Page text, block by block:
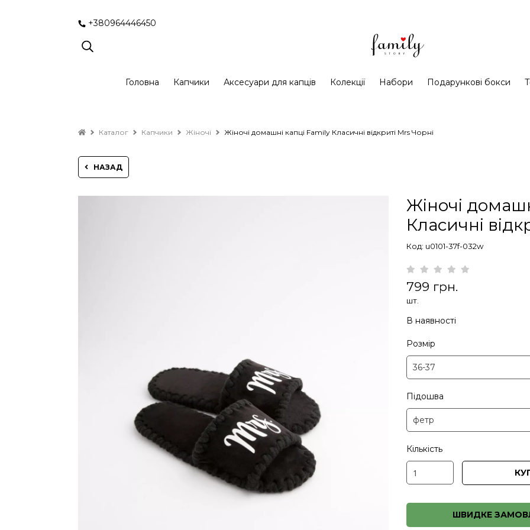
+380964446450
Головна Капчики Аксесуари для капців Колекції Набори Подарункові бокси
Каталог Капчики Жіночі Жіночі домашні капці Family Класичні відкриті Mrs Чорні
НАЗАД
Жіночі
Класичні
Код: u0101-37f-032w
799 грн.
шт.
В наявності
Розмір
Підошва
Кількість
ШВИДКЕ